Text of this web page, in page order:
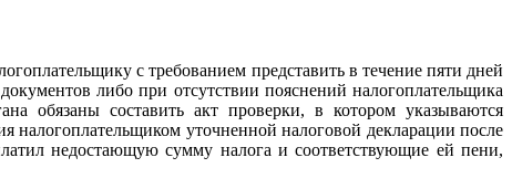
с требованием представить в течение пяти дней
либо при отсутствии пояснений налогоплательщика
обязаны составить акт проверки, в котором указываются
налогоплательщиком уточненной налоговой декларации после
недостающую сумму налога и соответствующие ей пени,